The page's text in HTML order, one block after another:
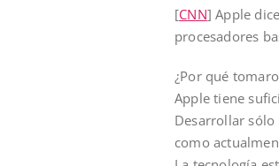
[CNN] Apple
procesadores
¿Por qué
Apple tiene
Desarrollar sólo
como